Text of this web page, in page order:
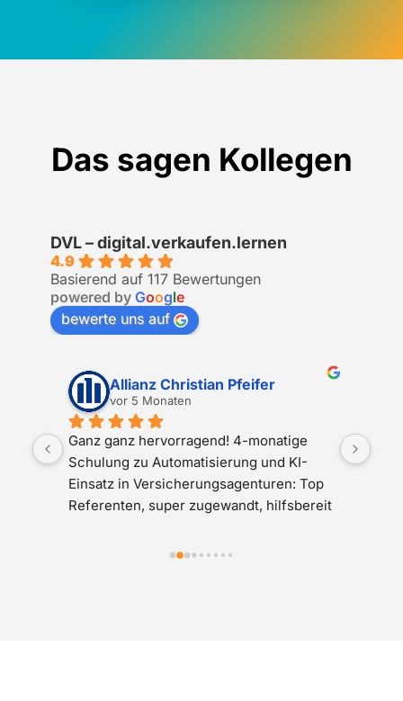
Das sagen Kollegen
DVL – digital.verkaufen.lernen
4.9
Basierend auf 117 Bewertungen
powered by Google
bewerte uns auf
Allianz Christian Pfeifer
vor 5 Monaten
Ganz ganz hervorragend! 4-monatige
Schulung zu Automatisierung und KI-
Einsatz in Versicherungsagenturen: Top
Referenten, super zugewandt, hilfsbereit
mit, direkter Mehrwert in der Agentur –